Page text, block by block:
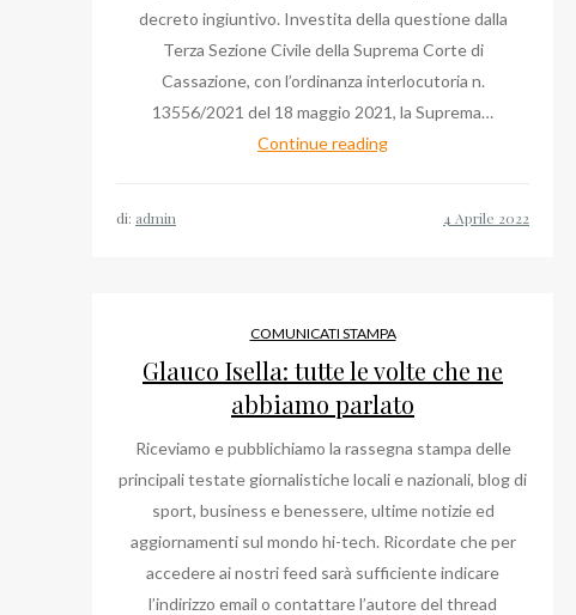
decreto ingiuntivo. Investita della questione dalla
Terza Sezione Civile della Suprema Corte di
Cassazione, con l’ordinanza interlocutoria n.
13556/2021 del 18 maggio 2021, la Suprema…
Continue readingBlog
Mafrici
su
Sezione
Civile
Cassazione
di: admin
COMUNICATI STAMPA
Glauco Isella: tutte le volte che ne
abbiamo parlato
Riceviamo e pubblichiamo la rassegna stampa delle
principali testate giornalistiche locali e nazionali, blog di
sport, business e benessere, ultime notizie ed
aggiornamenti sul mondo hi-tech. Ricordate che per
accedere ai nostri feed sarà sufficiente indicare
l’indirizzo email o contattare l’autore del thread